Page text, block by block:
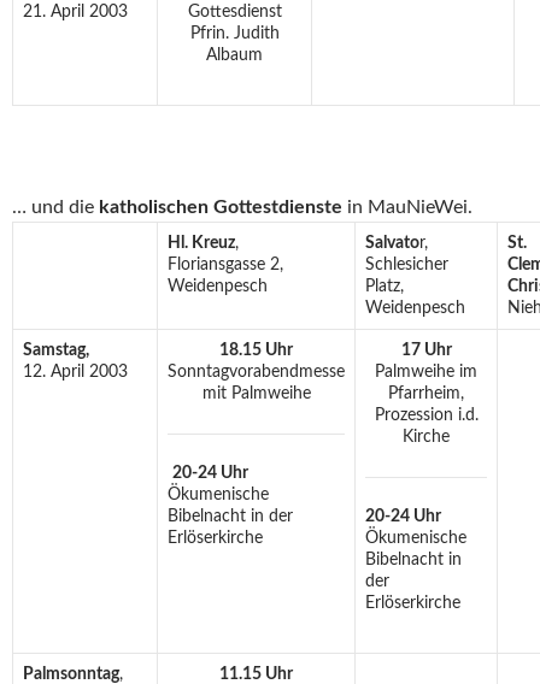
21. April 2003
Gottesdienst
Pfrin. Judith
Albaum
… und die katholischen Gottestdienste in MauNieWei.
Hl. Kreuz,
Floriansgasse 2,
Weidenpesch
Salvator,
Schlesicher
Platz,
Weidenpesch
St.
Samstag,
12. April 2003
18.15 Uhr
Sonntagvorabendmesse
mit Palmweihe
20-24 Uhr
Ökumenische
Bibelnacht in der
Erlöserkirche
17 Uhr
Palmweihe im
Pfarrheim,
Prozession i.d.
Kirche
20-24 Uhr
Ökumenische
Bibelnacht in
der
Erlöserkirche
Palmsonntag,
11.15 Uhr